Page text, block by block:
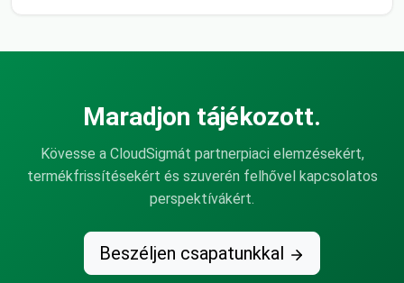
Maradjon tájékozott.
Kövesse a CloudSigmát partnerpiaci elemzésekért,
termékfrissítésekért és szuverén felhővel kapcsolatos
perspektívákért.
Beszéljen csapatunkkal